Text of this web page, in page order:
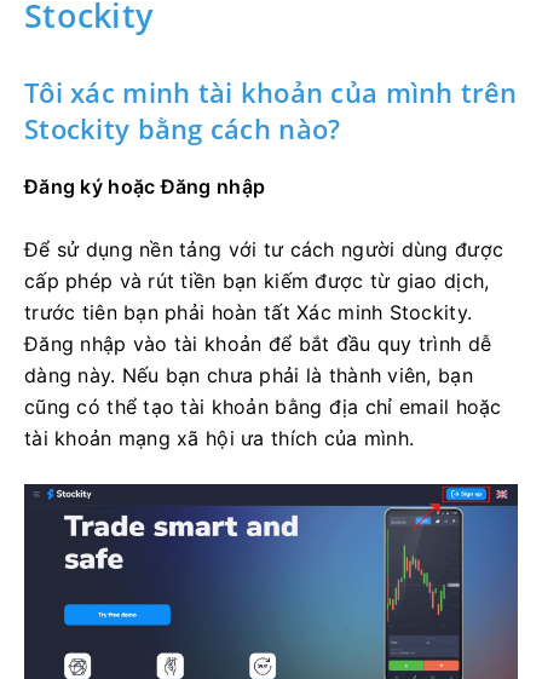
Đăng Ký Stockity Và Nhận 10.000 Đô La Miễn Phí
Nhận 10.000 Đô La Miễn Phí Cho Người Mới Bắt Đầu
Cách xác minh tài khoản
Stockity
Tôi xác minh tài khoản của mình trên
Stockity bằng cách nào?
Để sử dụng nền tảng với tư cách người dùng được
cấp phép và rút tiền bạn kiếm được từ giao dịch,
trước tiên bạn phải hoàn tất Xác minh Stockity.
Đăng nhập vào tài khoản để bắt đầu quy trình dễ
dàng này. Nếu bạn chưa phải là thành viên, bạn